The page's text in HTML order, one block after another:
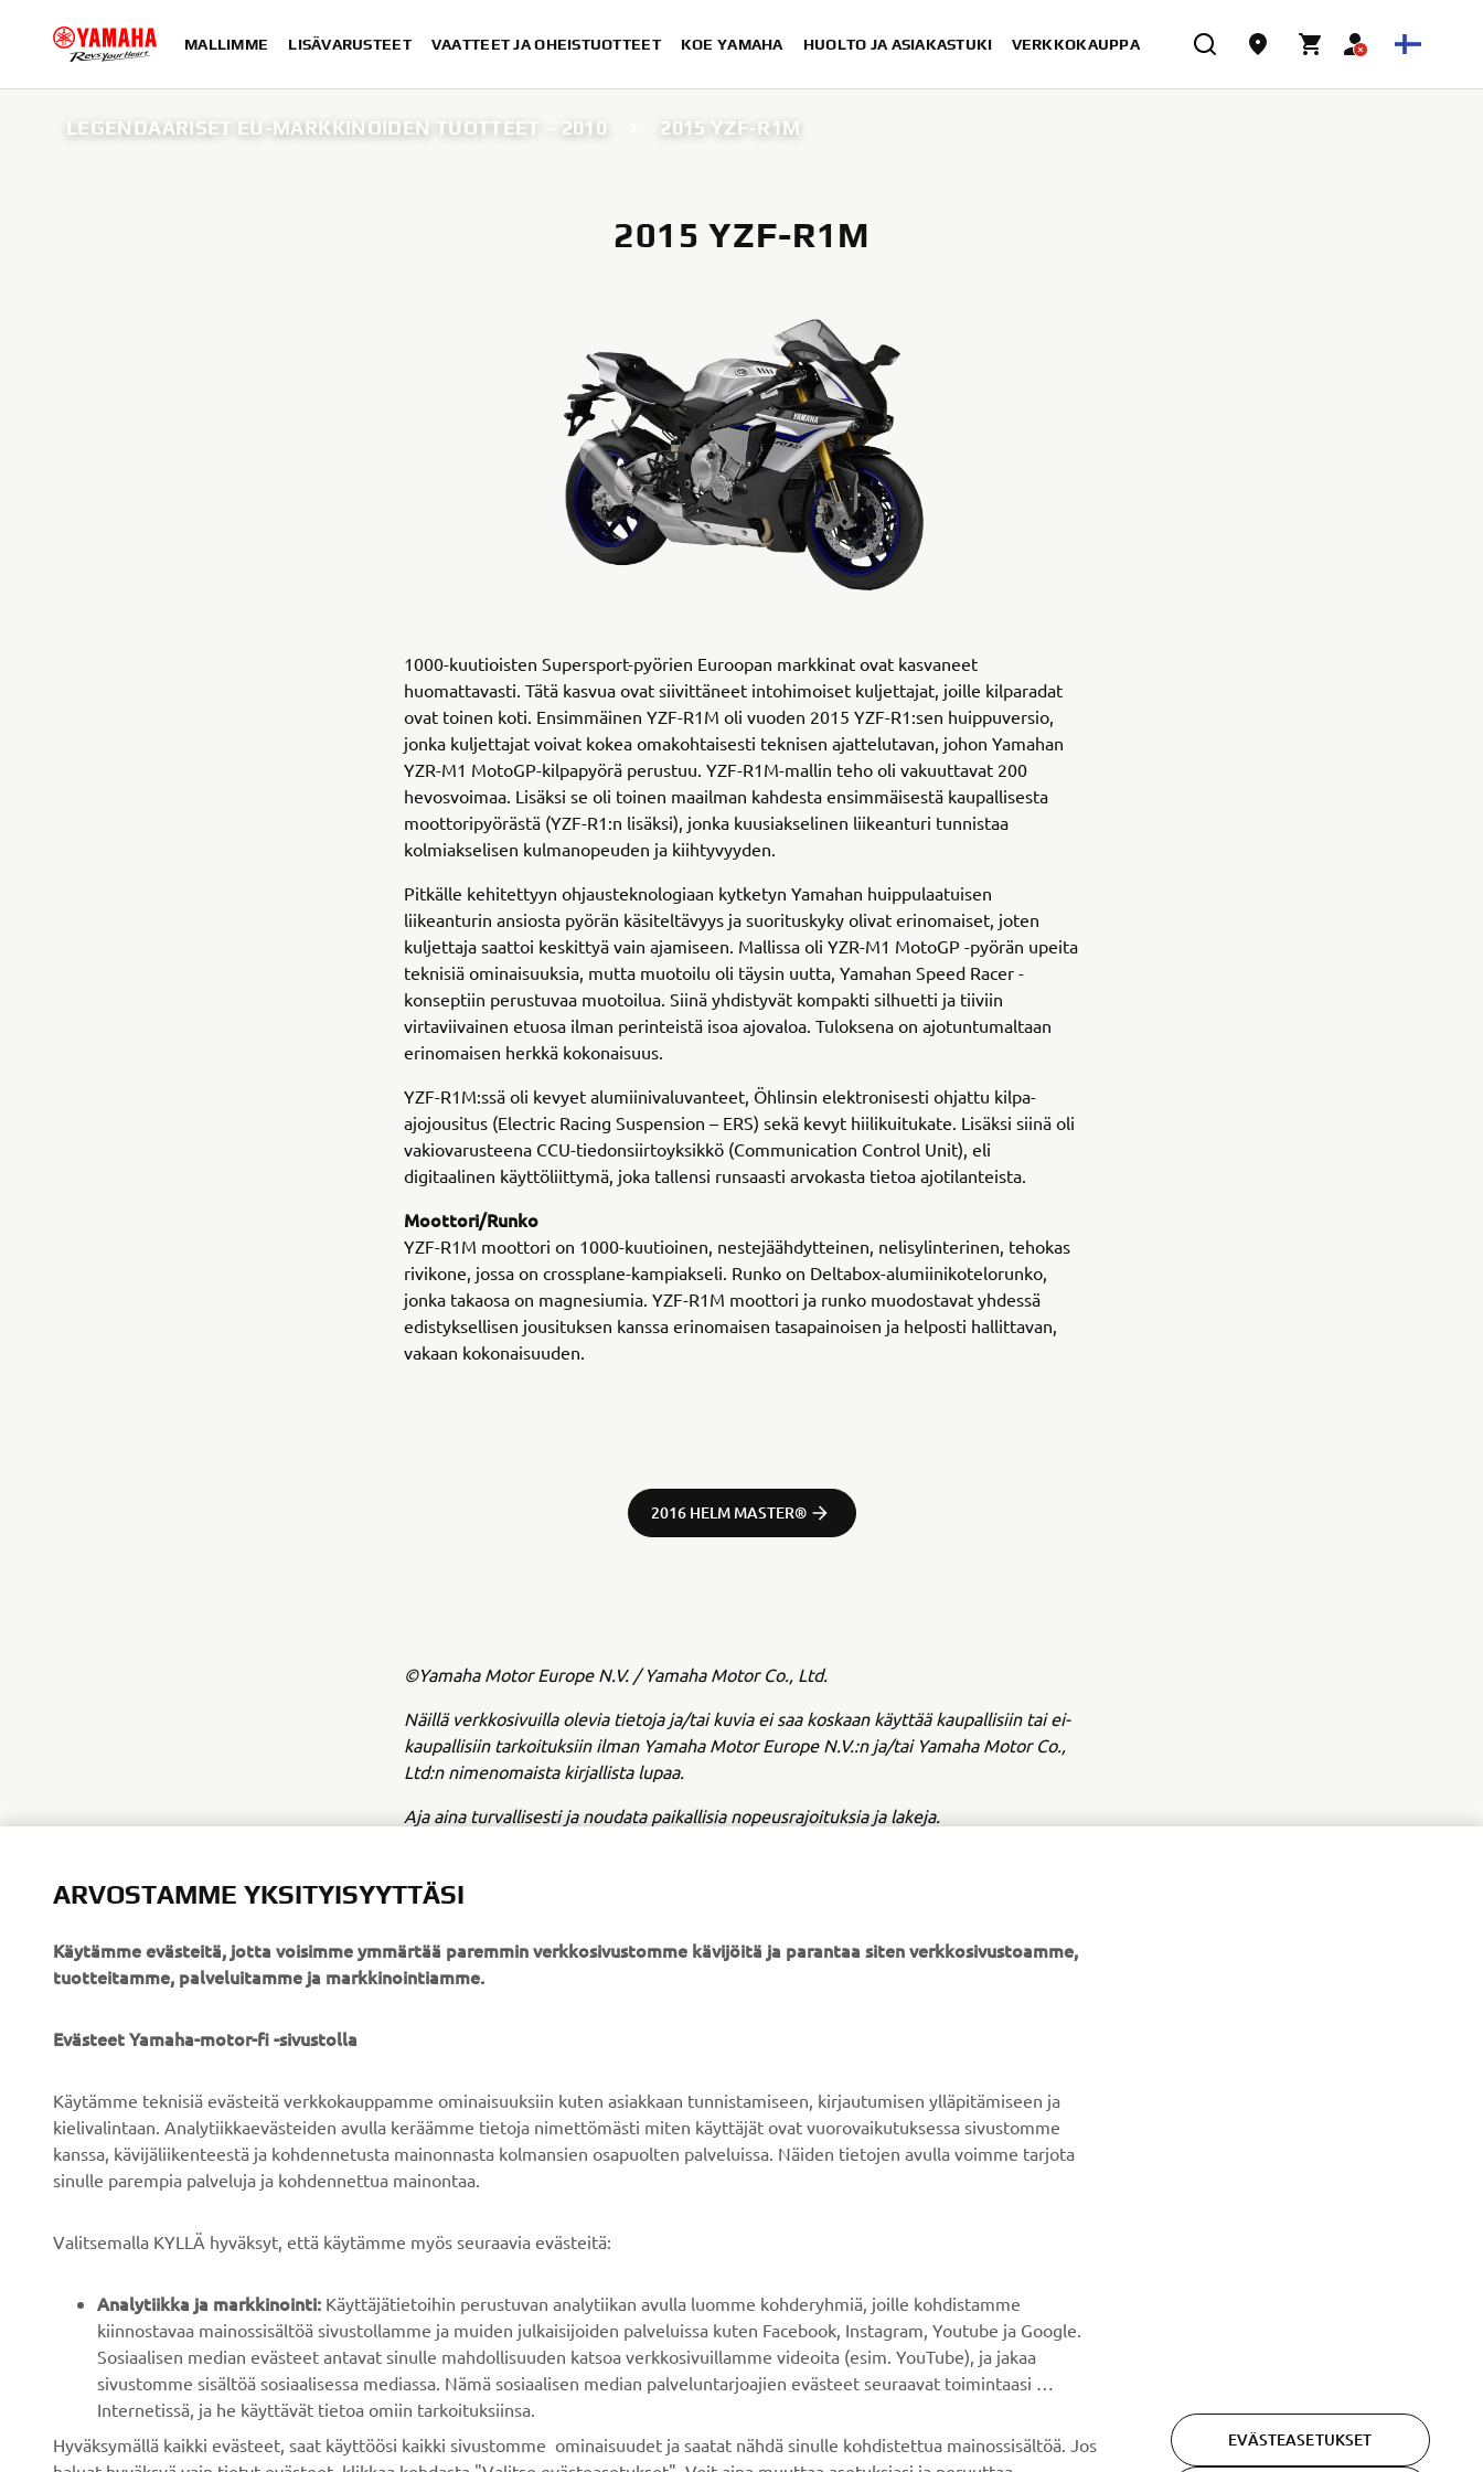
MALLIMME LISÄVARUSTEET VAATTEET JA OHEISTUOTTEET KOE YAMAHA HUOLTO JA ASIAKASTUKI VERKKOKAUPPA
LEGENDAARISET EU-MARKKINOIDEN TUOTTEET – 2010 2015 YZF-R1M
2015 YZF-R1M
1000-kuutioisten Supersport-pyörien Euroopan markkinat ovat kasvaneet
huomattavasti. Tätä kasvua ovat siivittäneet intohimoiset kuljettajat, joille kilparadat
ovat toinen koti. Ensimmäinen YZF-R1M oli vuoden 2015 YZF-R1:sen huippuversio,
jonka kuljettajat voivat kokea omakohtaisesti teknisen ajattelutavan, johon Yamahan
YZR-M1 MotoGP-kilpapyörä perustuu. YZF-R1M-mallin teho oli vakuuttavat 200
hevosvoimaa. Lisäksi se oli toinen maailman kahdesta ensimmäisestä kaupallisesta
moottoripyörästä (YZF-R1:n lisäksi), jonka kuusiakselinen liikeanturi tunnistaa
kolmiakselisen kulmanopeuden ja kiihtyvyyden.
Pitkälle kehitettyyn ohjausteknologiaan kytketyn Yamahan huippulaatuisen
liikeanturin ansiosta pyörän käsiteltävyys ja suorituskyky olivat erinomaiset, joten
kuljettaja saattoi keskittyä vain ajamiseen. Mallissa oli YZR-M1 MotoGP -pyörän upeita
teknisiä ominaisuuksia, mutta muotoilu oli täysin uutta, Yamahan Speed Racer -
konseptiin perustuvaa muotoilua. Siinä yhdistyvät kompakti silhuetti ja tiiviin
virtaviivainen etuosa ilman perinteistä isoa ajovaloa. Tuloksena on ajotuntumaltaan
erinomaisen herkkä kokonaisuus.
YZF-R1M:ssä oli kevyet alumiinivaluvanteet, Öhlinsin elektronisesti ohjattu kilpa-
ajojousitus (Electric Racing Suspension – ERS) sekä kevyt hiilikuitukate. Lisäksi siinä oli
vakiovarusteena CCU-tiedonsiirtoyksikkö (Communication Control Unit), eli
digitaalinen käyttöliittymä, joka tallensi runsaasti arvokasta tietoa ajotilanteista.
Moottori/Runko
YZF-R1M moottori on 1000-kuutioinen, nestejäähdytteinen, nelisylinterinen, tehokas
rivikone, jossa on crossplane-kampiakseli. Runko on Deltabox-alumiinikotelorunko,
jonka takaosa on magnesiumia. YZF-R1M moottori ja runko muodostavat yhdessä
edistyksellisen jousituksen kanssa erinomaisen tasapainoisen ja helposti hallittavan,
vakaan kokonaisuuden.
2016 HELM MASTER®
©Yamaha Motor Europe N.V. / Yamaha Motor Co., Ltd.
Näillä verkkosivuilla olevia tietoja ja/tai kuvia ei saa koskaan käyttää kaupallisiin tai ei-
kaupallisiin tarkoituksiin ilman Yamaha Motor Europe N.V.:n ja/tai Yamaha Motor Co.,
Ltd:n nimenomaista kirjallista lupaa.
Aja aina turvallisesti ja noudata paikallisia nopeusrajoituksia ja lakeja.
Uutiset
Tapahtumat
Esitteet
Ryhdy jälleenmyyjäksi
Ihmisoikeuskäytäntö
Kestävän kehityksen
peruskäytännöt
Whistleblower-kanava
Viranomaiset
Golfkentät
Autokoulut
Kumppanuudet
Teknistä tietoa
riippumattomille
korjaamoille
Yamalube Safety Data
Yamaha Racing
Mobiilisovellukset
Varaosaluettelo
Huolto
erikoistapahtumista, uusista julkaisuista ja paljon muuta...
ARVOSTAMME YKSITYISYYTTÄSI
Käytämme evästeitä, jotta voisimme ymmärtää paremmin verkkosivustomme kävijöitä ja parantaa siten verkkosivustoamme,
tuotteitamme, palveluitamme ja markkinointiamme.
Evästeet Yamaha-motor-fi -sivustolla
Käytämme teknisiä evästeitä verkkokauppamme ominaisuuksiin kuten asiakkaan tunnistamiseen, kirjautumisen ylläpitämiseen ja
kielivalintaan. Analytiikkaevästeiden avulla keräämme tietoja nimettömästi miten käyttäjät ovat vuorovaikutuksessa sivustomme
kanssa, kävijäliikenteestä ja kohdennetusta mainonnasta kolmansien osapuolten palveluissa. Näiden tietojen avulla voimme tarjota
sinulle parempia palveluja ja kohdennettua mainontaa.
Valitsemalla KYLLÄ hyväksyt, että käytämme myös seuraavia evästeitä:
Analytiikka ja markkinointi: Käyttäjätietoihin perustuvan analytiikan avulla luomme kohderyhmiä, joille kohdistamme
kiinnostavaa mainossisältöä sivustollamme ja muiden julkaisijoiden palveluissa kuten Facebook, Instagram, Youtube ja Google.
Sosiaalisen median evästeet antavat sinulle mahdollisuuden katsoa verkkosivuillamme videoita (esim. YouTube), ja jakaa
sivustomme sisältöä sosiaalisessa mediassa. Nämä sosiaalisen median palveluntarjoajien evästeet seuraavat toimintaasi
Internetissä, ja he käyttävät tietoa omiin tarkoituksiinsa.
Hyväksymällä kaikki evästeet, saat käyttöösi kaikki sivustomme ominaisuudet ja saatat nähdä sinulle kohdistettua mainossisältöä. Jos
EVÄSTEASETUKSET